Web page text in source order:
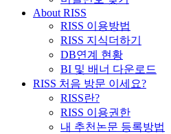
About RISS
RISS 이용방법
RISS 지식더하기
DB연계 현황
BI 및 배너 다운로드
RISS 처음 방문 이세요?
RISS란?
RISS 이용권한
내 추천논문 등록방법